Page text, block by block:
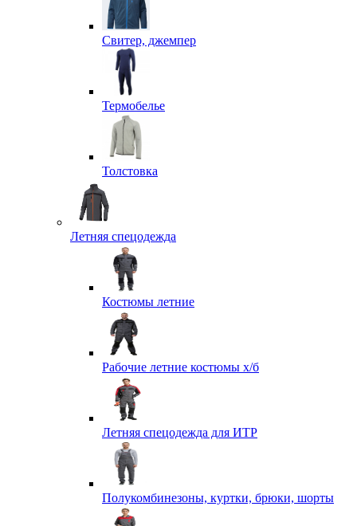
Свитер, джемпер
Термобелье
Толстовка
Летняя спецодежда
Костюмы летние
Рабочие летние костюмы х/б
Летняя спецодежда для ИТР
Полукомбинезоны, куртки, брюки, шорты